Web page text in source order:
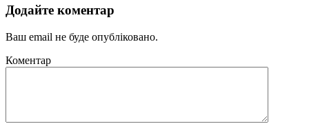
Додайте коментар
Ваш email не буде опубліковано.
Коментар